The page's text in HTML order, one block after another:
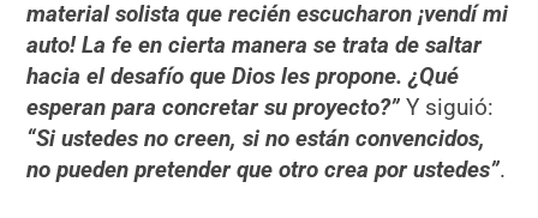
material solista que recién escucharon ¡vendí mi
auto! La fe en cierta manera se trata de saltar
hacia el desafío que Dios les propone. ¿Qué
esperan para concretar su proyecto?” Y siguió:
“Si ustedes no creen, si no están convencidos,
no pueden pretender que otro crea por ustedes”.